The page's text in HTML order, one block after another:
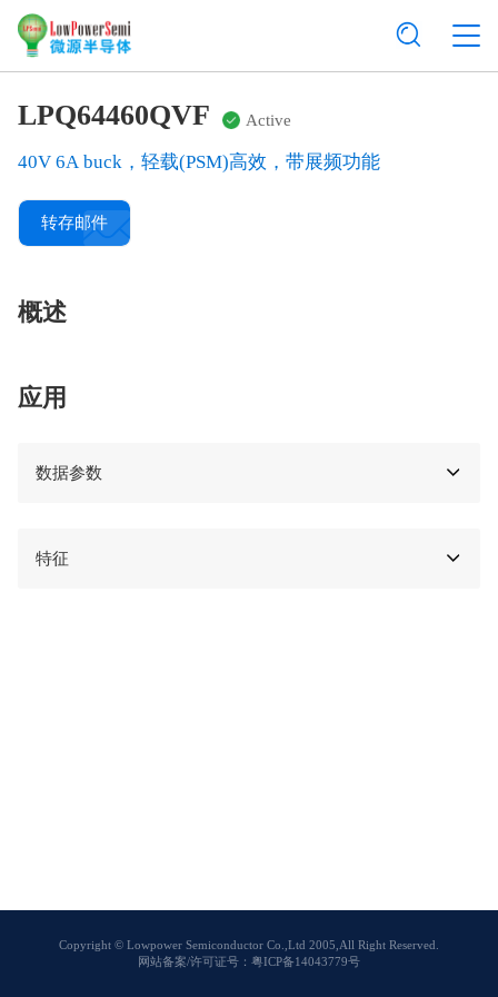
LPQ64460QVF Active
40V 6A buck，轻载(PSM)高效，带展频功能
转存邮件
概述
应用
数据参数
特征
Copyright © Lowpower Semiconductor Co.,Ltd 2005,All Right Reserved.
网站备案/许可证号：粤ICP备14043779号